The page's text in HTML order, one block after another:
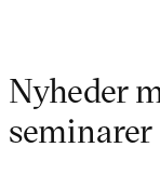
Nyheder
seminarer